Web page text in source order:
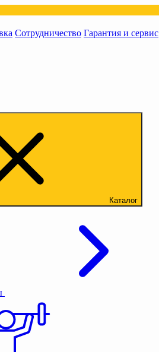
Сотрудничество Гарантия и сервис
Каталог